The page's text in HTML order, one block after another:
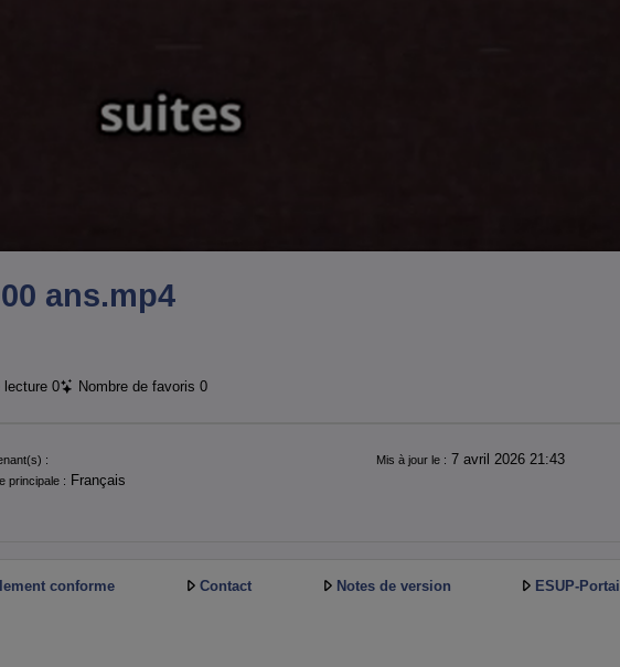
ans.mp4
lecture 0 Nombre de favoris 0
: Mis à jour le : 7 avril 2026 21:43
principale : Français
conforme Contact Notes de version ESUP-Portail